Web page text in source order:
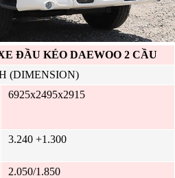
ĐẦU KÉO DAEWOO 2 CẦU
(DIMENSION)
6925x2495x2915
3.240 +1.300
2.050/1.850